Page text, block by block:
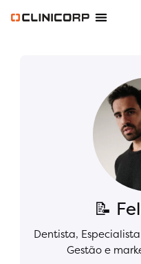
📝
Dentista,
Gestão e